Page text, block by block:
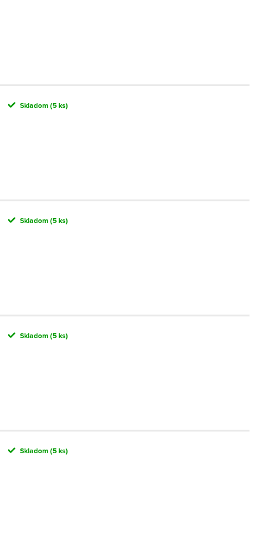
Skladom(5 ks)
Skladom(5 ks)
Skladom(5 ks)
Skladom(5 ks)